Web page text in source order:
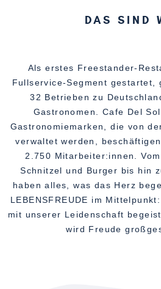
DAS SIND
Als erstes Freestander-
Fullservice-Segment gestartet,
32 Betrieben zu
Gastronomen. Cafe Del
Gastronomiemarken, die von
verwaltet werden,
2.750 Mitarbeiter:innen.
Schnitzel und Burger bis hin
haben alles, was das Herz
LEBENSFREUDE im
mit unserer Leidenschaft
wird Freude